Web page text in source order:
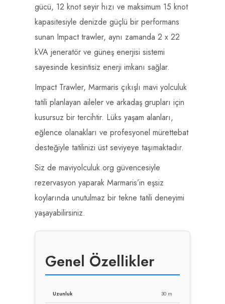
gücü, 12 knot seyir hızı ve maksimum 15 knot
kapasitesiyle denizde güçlü bir performans
sunan Impact trawler, aynı zamanda 2 x 22
kVA jeneratör ve güneş enerjisi sistemi
sayesinde kesintisiz enerji imkanı sağlar.
Impact Trawler, Marmaris çıkışlı mavi yolculuk
tatili planlayan aileler ve arkadaş grupları için
kusursuz bir tercihtir. Lüks yaşam alanları,
eğlence olanakları ve profesyonel mürettebat
desteğiyle tatilinizi üst seviyeye taşımaktadır.
Siz de maviyolculuk.org güvencesiyle
rezervasyon yaparak Marmaris’in eşsiz
koylarında unutulmaz bir tekne tatili deneyimi
yaşayabilirsiniz.
Genel Özellikler
Uzunluk 30 m